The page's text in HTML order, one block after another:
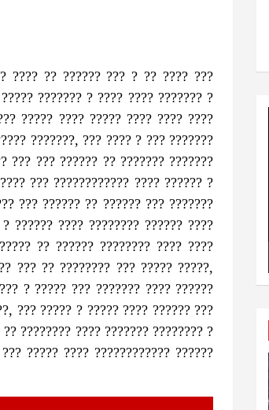
???? ?? ?????? ??? ? ?? ???? ???
??????? ? ???? ???? ??????? ?
????? ???? ????? ???? ???? ????
???????, ??? ???? ? ??? ???????
??? ??? ?????? ?? ??????? ???????
??? ???????????? ???? ?????? ?
??? ?????? ?? ?????? ??? ???????
?????? ???? ???????? ?????? ????
?? ?????? ???????? ???? ????
??? ?? ???????? ??? ????? ?????,
? ????? ??? ??????? ???? ??????
??? ????? ? ????? ???? ?????? ???
???????? ???? ??????? ???????? ?
????? ???? ???????????? ??????